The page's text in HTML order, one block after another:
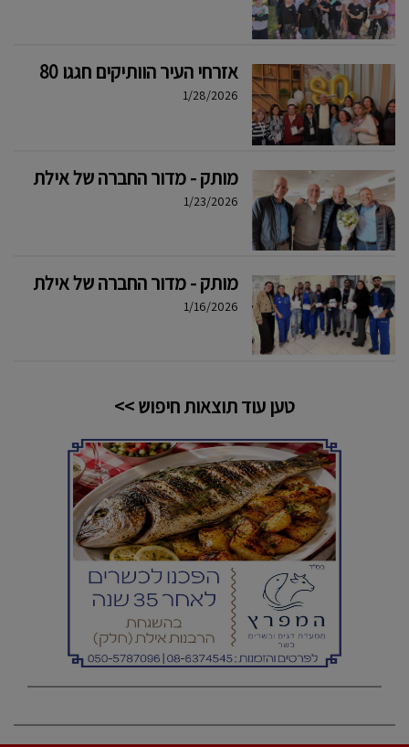
אזרחי העיר הוותיקים חגגו 80
1/28/2026
מותק - מדור החברה של אילת
1/23/2026
מותק - מדור החברה של אילת
1/16/2026
טען עוד תוצאות חיפוש >>